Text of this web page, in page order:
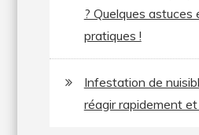
? Quelques astuces
pratiques !
Infestation de
réagir rapidement